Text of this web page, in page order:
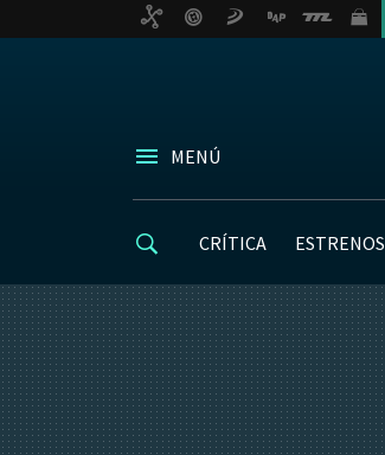
MENÚ
CRÍTICA ESTRENOS